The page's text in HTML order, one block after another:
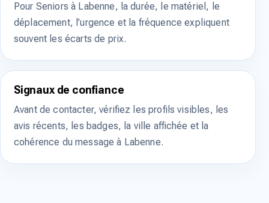
Pour Seniors à Labenne, la durée, le matériel, le
déplacement, l’urgence et la fréquence expliquent
souvent les écarts de prix.
Signaux de confiance
Avant de contacter, vérifiez les profils visibles, les
avis récents, les badges, la ville affichée et la
cohérence du message à Labenne.